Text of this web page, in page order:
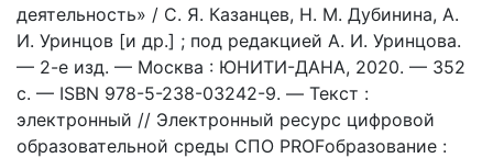
деятельность» / С. Я. Казанцев, Н. М. Дубинина, А.
И. Уринцов [и др.] ; под редакцией А. И. Уринцова.
— 2-е изд. — Москва : ЮНИТИ-ДАНА, 2020. — 352
c. — ISBN 978-5-238-03242-9. — Текст :
электронный // Электронный ресурс цифровой
образовательной среды СПО PROFобразование :